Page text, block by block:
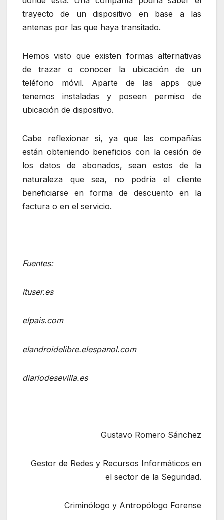
trayecto de un dispositivo en base a las
antenas por las que haya transitado.
Hemos visto que existen formas alternativas
de trazar o conocer la ubicación de un
teléfono móvil. Aparte de las apps que
tenemos instaladas y poseen permiso de
ubicación de dispositivo.
Cabe reflexionar si, ya que las compañías
están obteniendo beneficios con la cesión de
los datos de abonados, sean estos de la
naturaleza que sea, no podría el cliente
beneficiarse en forma de descuento en la
factura o en el servicio.
Fuentes:
ituser.es
elpais.com
elandroidelibre.elespanol.com
diariodesevilla.es
Gustavo Romero Sánchez
Gestor de Redes y Recursos Informáticos en
el sector de la Seguridad.
Criminólogo y Antropólogo Forense